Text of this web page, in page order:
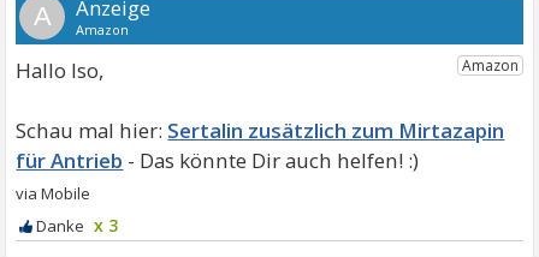
A
Hallo Iso,
Sertalin zusätzlich zum Mirtazapin
für Antrieb
x 3